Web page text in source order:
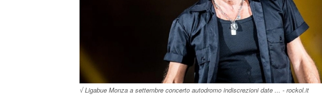
√ Ligabue Monza a settembre concerto autodromo indiscrezioni date ... - rockol.it